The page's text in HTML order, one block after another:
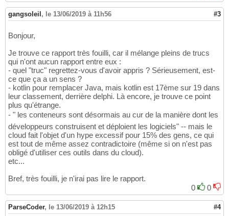
gangsoleil , le 13/06/2019 à 11h56 #3
Bonjour,
Je trouve ce rapport très fouilli, car il mélange pleins de trucs
qui n'ont aucun rapport entre eux :
- quel "truc" regrettez-vous d'avoir appris ? Sérieusement, est-
ce que ça a un sens ?
- kotlin pour remplacer Java, mais kotlin est 17ème sur 19 dans
leur classement, derrière delphi. Là encore, je trouve ce point
plus qu'étrange.
- " les conteneurs sont désormais au cur de la manière dont les
développeurs construisent et déploient les logiciels" -- mais le
cloud fait l'objet d'un hype excessif pour 15% des gens, ce qui
est tout de même assez contradictoire (même si on n'est pas
obligé d'utiliser ces outils dans du cloud).
etc...
Bref, très fouilli, je n'irai pas lire le rapport.
0
0
ParseCoder, le 13/06/2019 à 12h15 #4